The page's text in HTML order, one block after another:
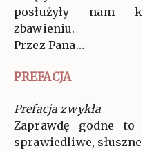
posłużyły nam
zbawieniu.
Przez Pana…
PREFACJA
Prefacja zwykła
Zaprawdę godne
sprawiedliwe,